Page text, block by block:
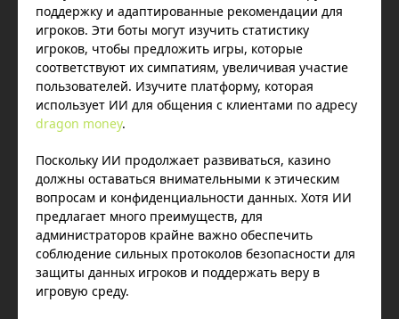
поддержку и адаптированные рекомендации для
игроков. Эти боты могут изучить статистику
игроков, чтобы предложить игры, которые
соответствуют их симпатиям, увеличивая участие
пользователей. Изучите платформу, которая
использует ИИ для общения с клиентами по адресу
dragon money.
Поскольку ИИ продолжает развиваться, казино
должны оставаться внимательными к этическим
вопросам и конфиденциальности данных. Хотя ИИ
предлагает много преимуществ, для
администраторов крайне важно обеспечить
соблюдение сильных протоколов безопасности для
защиты данных игроков и поддержать веру в
игровую среду.